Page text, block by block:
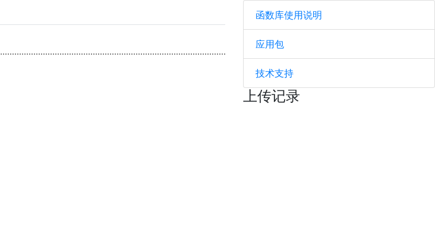
函数库使用说明
应用包
技术支持
上传记录